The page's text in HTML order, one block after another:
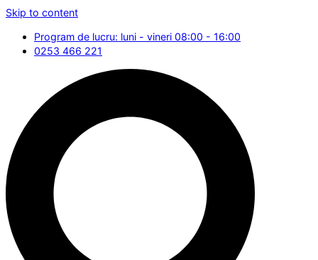
Skip to content
Program de lucru: luni - vineri 08:00 - 16:00
0253 466 221